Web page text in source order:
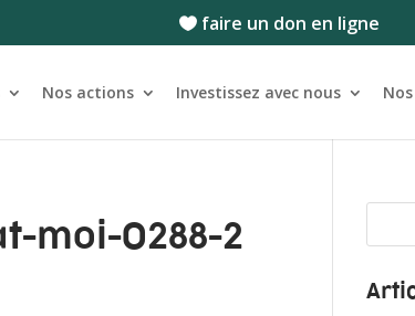
faire un don en ligne
Nos actions Investissez avec nous
moi-0288-2